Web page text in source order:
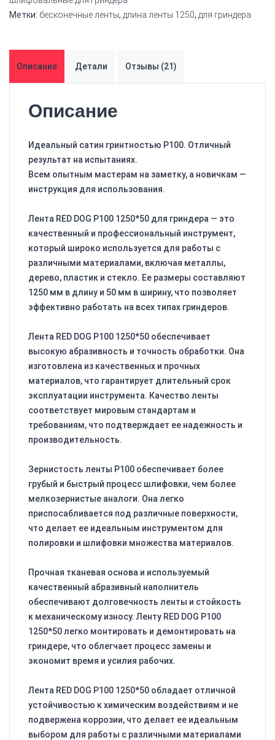
Метки: бесконечные ленты, длина ленты 1250, для гриндера
Описание Детали Отзывы (21)
Описание
Идеальный сатин гринтностью P100. Отличный
результат на испытаниях.
Всем опытным мастерам на заметку, а новичкам —
инструкция для использования.
Лента RED DOG P100 1250*50 для гриндера — это
качественный и профессиональный инструмент,
который широко используется для работы с
различными материалами, включая металлы,
дерево, пластик и стекло. Ее размеры составляют
1250 мм в длину и 50 мм в ширину, что позволяет
эффективно работать на всех типах гриндеров.
Лента RED DOG P100 1250*50 обеспечивает
высокую абразивность и точность обработки. Она
изготовлена из качественных и прочных
материалов, что гарантирует длительный срок
эксплуатации инструмента. Качество ленты
соответствует мировым стандартам и
требованиям, что подтверждает ее надежность и
производительность.
Зернистость ленты P100 обеспечивает более
грубый и быстрый процесс шлифовки, чем более
мелкозернистые аналоги. Она легко
приспосабливается под различные поверхности,
что делает ее идеальным инструментом для
полировки и шлифовки множества материалов.
Прочная тканевая основа и используемый
качественный абразивный наполнитель
обеспечивают долговечность ленты и стойкость
к механическому износу. Ленту RED DOG P100
1250*50 легко монтировать и демонтировать на
гриндере, что облегчает процесс замены и
экономит время и усилия рабочих.
Лента RED DOG P100 1250*50 обладает отличной
устойчивостью к химическим воздействиям и не
подвержена коррозии, что делает ее идеальным
выбором для работы с различными материалами